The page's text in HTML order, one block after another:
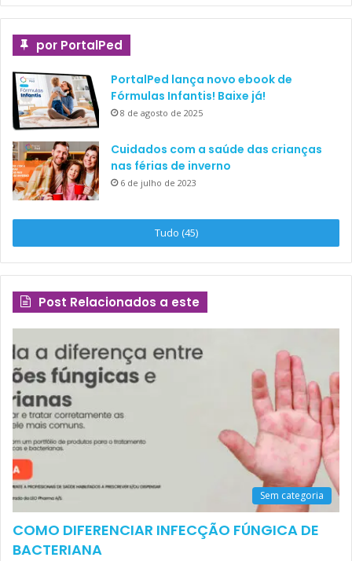
por PortalPed
PortalPed lança novo ebook de
Fórmulas Infantis! Baixe já!
8 de agosto de 2025
Cuidados com a saúde das crianças
nas férias de inverno
6 de julho de 2023
Tudo (45)
Post Relacionados a este
Sem categoria
COMO DIFERENCIAR INFECÇÃO FÚNGICA DE
BACTERIANA